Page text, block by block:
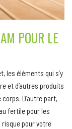
POUR LE
les éléments qui s’y
et d’autres produits
D’autre part,
fertile pour les
pour votre